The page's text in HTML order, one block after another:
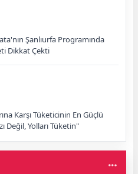
Şanlıurfa Programında
Dikkat Çekti
Karşı Tüketicinin En Güçlü
Değil, Yolları Tüketin"